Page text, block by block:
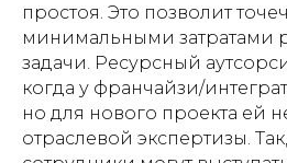
простоя. Это позволит
минимальными затратами
задачи. Ресурсный
когда у франчайзи/
но для нового проекта ей
отраслевой экспертизы.